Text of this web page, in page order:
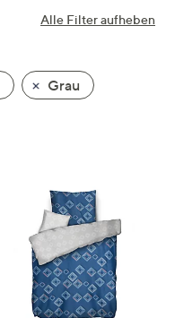
Alle Filter aufheben
Grau